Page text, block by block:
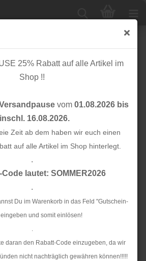
25% Rabatt auf alle Artikel im
Shop !!
vom 01.08.2026 bis
16.08.2026.
Zeit ab dem haben wir euch einen
auf alle Artikel im Shop hinterlegt.
.
Code lautet: SOMMER2026
.
Du im Warenkorb in das Feld "Gutschein-
und somit einlösen!
.
daran den Rabatt-Code einzugeben, da wir
nicht nachträglich gewähren können!!!!!
- College Col. 90 - Wanderlust -